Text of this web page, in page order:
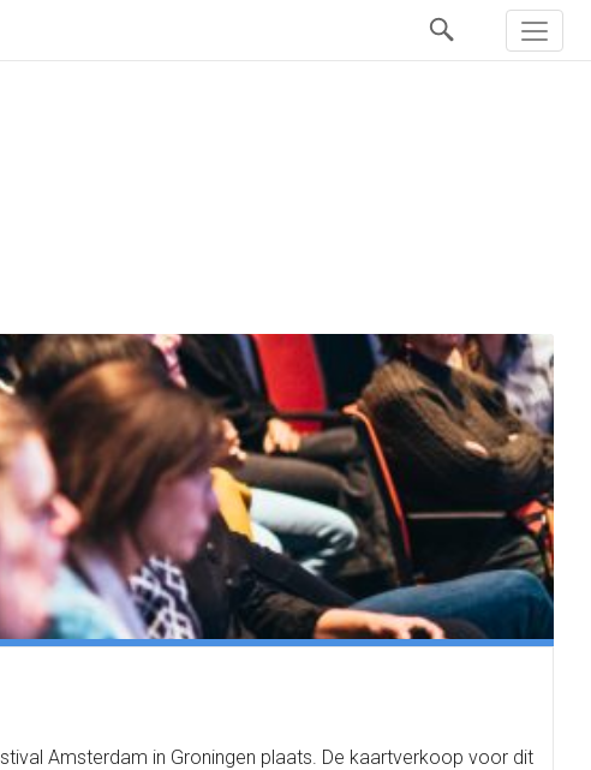
Amsterdam in Groningen plaats. De kaartverkoop voor dit